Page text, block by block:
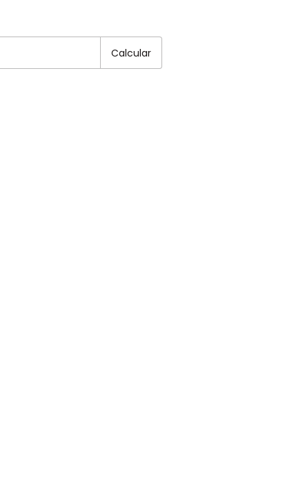
Calcular